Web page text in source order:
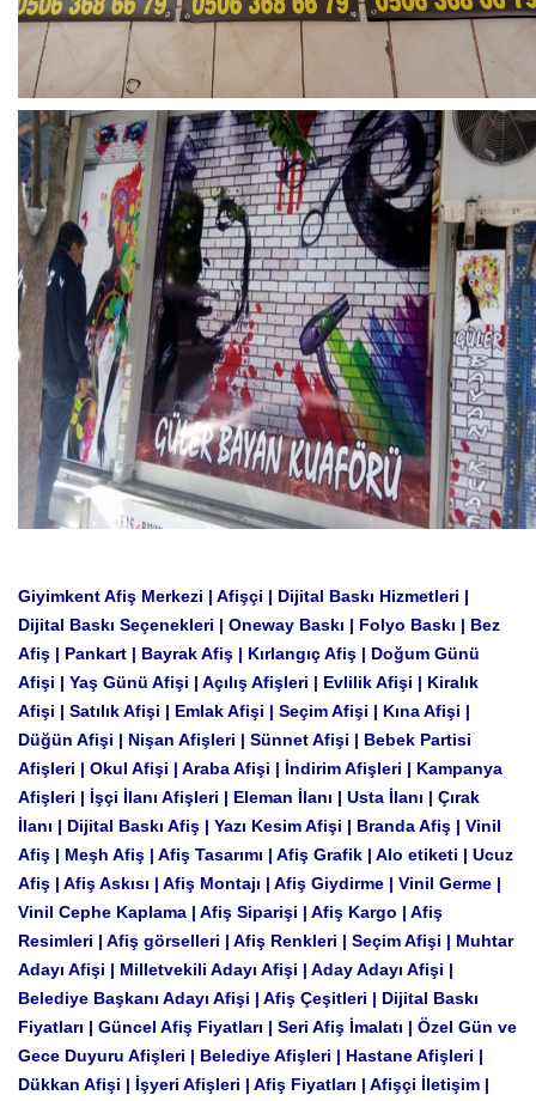
Giyimkent Afiş Merkezi | Afişçi | Dijital Baskı Hizmetleri |
Dijital Baskı Seçenekleri | Oneway Baskı | Folyo Baskı | Bez
Afiş | Pankart | Bayrak Afiş | Kırlangıç ​​Afiş | Doğum Günü
Afişi | Yaş Günü Afişi | Açılış Afişleri | Evlilik Afişi | Kiralık
Afişi | Satılık Afişi | Emlak Afişi | Seçim Afişi | Kına Afişi |
Düğün Afişi | Nişan Afişleri | Sünnet Afişi | Bebek Partisi
Afişleri | Okul Afişi | Araba Afişi | İndirim Afişleri | Kampanya
Afişleri | İşçi İlanı Afişleri | Eleman İlanı | Usta İlanı | Çırak
İlanı | Dijital Baskı Afiş | Yazı Kesim Afişi | Branda Afiş | Vinil
Afiş | Meşh Afiş | Afiş Tasarımı | Afiş Grafik | Alo etiketi | Ucuz
Afiş | Afiş Askısı | Afiş Montajı | Afiş Giydirme | Vinil Germe |
Vinil Cephe Kaplama | Afiş Siparişi | Afiş Kargo | Afiş
Resimleri | Afiş görselleri | Afiş Renkleri | Seçim Afişi | Muhtar
Adayı Afişi | Milletvekili Adayı Afişi | Aday Adayı Afişi |
Belediye Başkanı Adayı Afişi | Afiş Çeşitleri | Dijital Baskı
Fiyatları | Güncel Afiş Fiyatları | Seri Afiş İmalatı | Özel Gün ve
Gece Duyuru Afişleri | Belediye Afişleri | Hastane Afişleri |
Dükkan Afişi | İşyeri Afişleri | Afiş Fiyatları | Afişçi İletişim |